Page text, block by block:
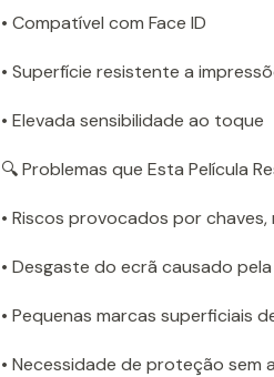
• Compatível com Face ID
• Superfície resistente a
• Elevada sensibilidade ao toque
🔍 Problemas que Esta Película
• Riscos provocados por
• Desgaste do ecrã causado
• Pequenas marcas superficiais
• Necessidade de proteção